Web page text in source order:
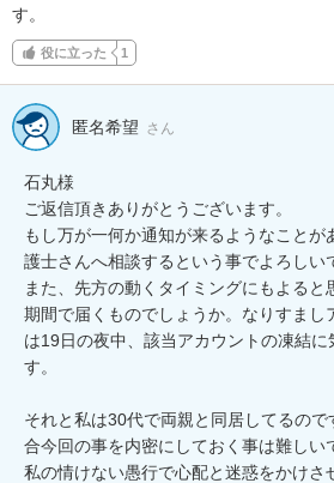
す。
役に立った 1
匿名希望 さん
石丸様
ご返信頂きありがとうございます。
もし万が一何か通知が来るようなことが
護士さんへ相談するという事でよろしい
また、先方の動くタイミングにもよる
期間で届くものでしょうか。なりすまし
は19日の夜中、該当アカウントの凍結
す。
それと私は30代で両親と同居してるの
合今回の事を内密にしておく事は難しい
私の情けない愚行で心配と迷惑をかけさ